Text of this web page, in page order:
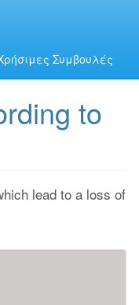
Συμβουλές
to
lead to a loss of